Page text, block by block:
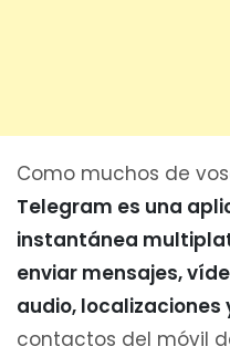
Como muchos de
Telegram es una
instantánea
enviar mensajes,
audio, localizaciones
contactos del móvil